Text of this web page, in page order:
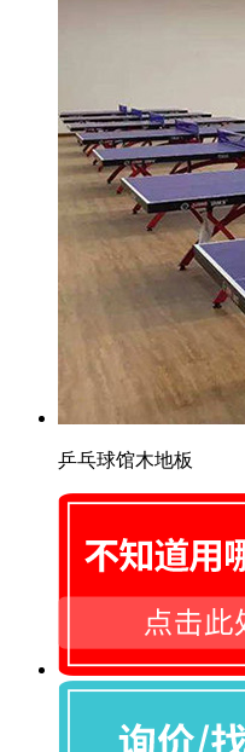
乒乓球馆木地板